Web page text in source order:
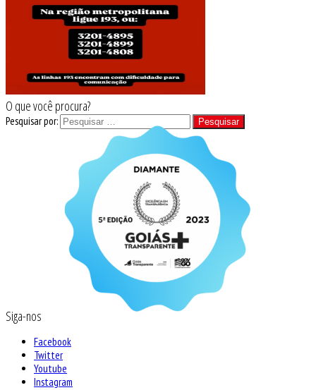
O que você procura?
Pesquisar por:
Siga-nos
Facebook
Twitter
Youtube
Instagram